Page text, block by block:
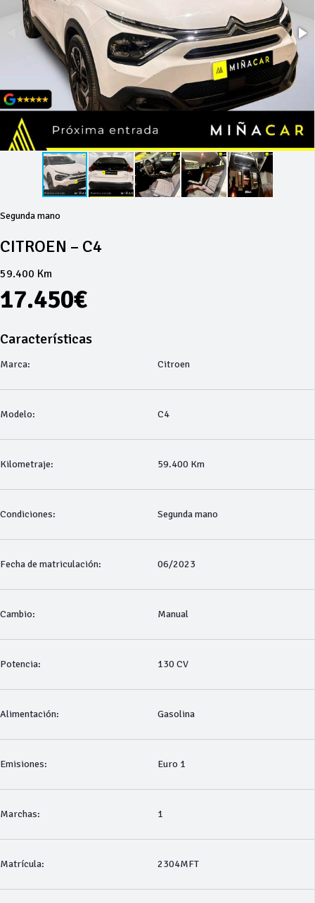
Segunda mano
CITROEN – C4
59.400 Km
17.450€
Características
Marca: Citroen
Modelo: C4
Kilometraje: 59.400 Km
Condiciones: Segunda mano
Fecha de matriculación: 06/2023
Cambio: Manual
Potencia: 130 CV
Alimentación: Gasolina
Emisiones: Euro 1
Marchas: 1
Matrícula: 2304MFT